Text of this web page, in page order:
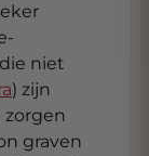
niet
) zijn
zorgen
graven